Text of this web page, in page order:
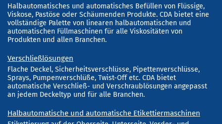
Halbautomatisches und automatisches Befüllen von Flüssige,
Viskose, Pastöse oder Schäumenden Produkte. CDA bietet eine
vollständige Palette von linearen halbautomatischen und
automatischen Füllmaschinen für alle Viskositäten von
Produkten und allen Branchen.
Verschließlösungen
Flache Deckel, Sicherheitsverschlüsse, Pipettenverschlüsse,
Sprays, Pumpenverschlüße, Twist-Off etc. CDA bietet
automatische Verschließ- und Verschraublösungen angepasst
an jedem Deckeltyp und für alle Branchen.
Halbautomatische und automatische Etikettiermaschinen